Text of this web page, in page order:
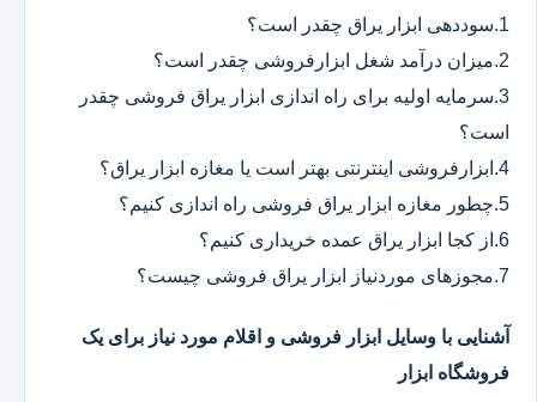
1.سوددهی ابزار یراق چقدر است؟
2.میزان درآمد شغل ابزارفروشی چقدر است؟
3.سرمایه اولیه برای راه اندازی ابزار یراق فروشی چقدر
است؟
4.ابزارفروشی اینترنتی بهتر است یا مغازه ابزار یراق؟
5.چطور مغازه ابزار یراق فروشی راه اندازی کنیم؟
6.از کجا ابزار یراق عمده خریداری کنیم؟
7.مجوزهای موردنیاز ابزار یراق فروشی چیست؟
آشنایی با وسایل ابزار فروشی و اقلام مورد نیاز برای یک
فروشگاه ابزار